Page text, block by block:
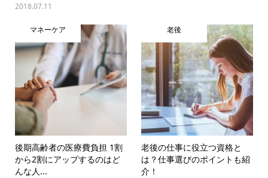
2018.07.11
マネーケア
後期高齢者の医療費負担 1割
から2割にアップするのはど
んな人...
老後
老後の仕事に役立つ資格と
は？仕事選びのポイントも紹
介！